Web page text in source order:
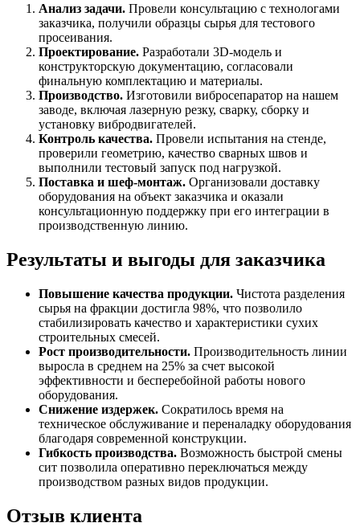
Анализ задачи. Провели консультацию с технологами
заказчика, получили образцы сырья для тестового
просеивания.
Проектирование. Разработали 3D-модель и
конструкторскую документацию, согласовали
финальную комплектацию и материалы.
Производство. Изготовили вибросепаратор на нашем
заводе, включая лазерную резку, сварку, сборку и
установку вибродвигателей.
Контроль качества. Провели испытания на стенде,
проверили геометрию, качество сварных швов и
выполнили тестовый запуск под нагрузкой.
Поставка и шеф-монтаж. Организовали доставку
оборудования на объект заказчика и оказали
консультационную поддержку при его интеграции в
производственную линию.
Результаты и выгоды для заказчика
Повышение качества продукции. Чистота разделения
сырья на фракции достигла 98%, что позволило
стабилизировать качество и характеристики сухих
строительных смесей.
Рост производительности. Производительность линии
выросла в среднем на 25% за счет высокой
эффективности и бесперебойной работы нового
оборудования.
Снижение издержек. Сократилось время на
техническое обслуживание и переналадку оборудования
благодаря современной конструкции.
Гибкость производства. Возможность быстрой смены
сит позволила оперативно переключаться между
производством разных видов продукции.
Отзыв клиента